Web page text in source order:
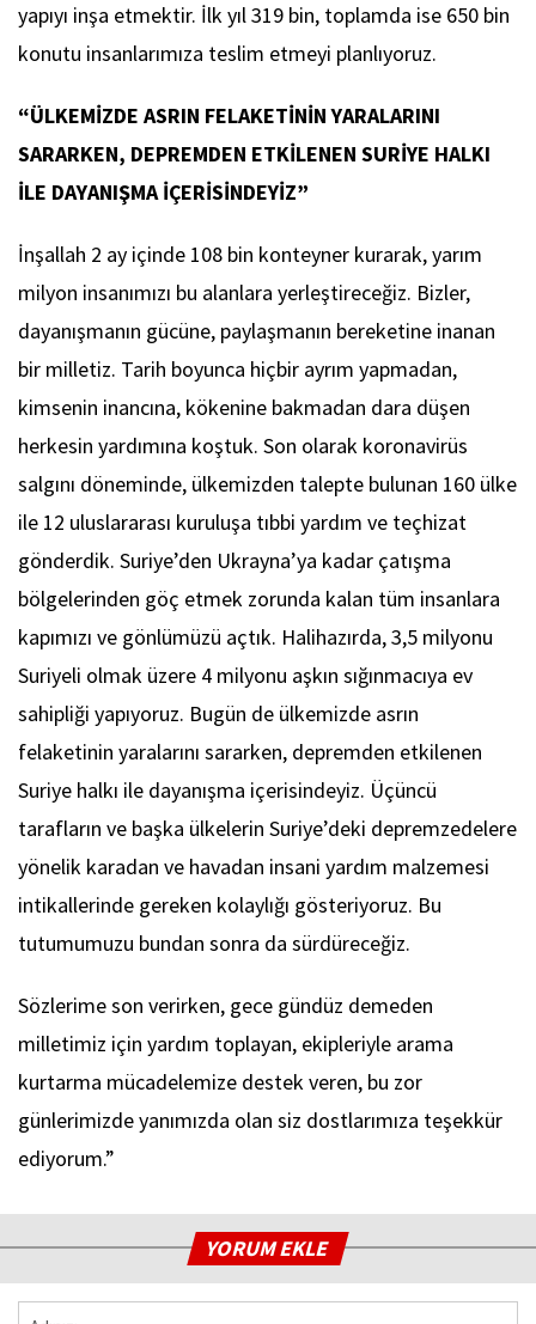
yapıyı inşa etmektir. İlk yıl 319 bin, toplamda ise 650 bin
konutu insanlarımıza teslim etmeyi planlıyoruz.
“ÜLKEMİZDE ASRIN FELAKETİNİN YARALARINI
SARARKEN, DEPREMDEN ETKİLENEN SURİYE HALKI
İLE DAYANIŞMA İÇERİSİNDEYİZ”
İnşallah 2 ay içinde 108 bin konteyner kurarak, yarım
milyon insanımızı bu alanlara yerleştireceğiz. Bizler,
dayanışmanın gücüne, paylaşmanın bereketine inanan
bir milletiz. Tarih boyunca hiçbir ayrım yapmadan,
kimsenin inancına, kökenine bakmadan dara düşen
herkesin yardımına koştuk. Son olarak koronavirüs
salgını döneminde, ülkemizden talepte bulunan 160 ülke
ile 12 uluslararası kuruluşa tıbbi yardım ve teçhizat
gönderdik. Suriye’den Ukrayna’ya kadar çatışma
bölgelerinden göç etmek zorunda kalan tüm insanlara
kapımızı ve gönlümüzü açtık. Halihazırda, 3,5 milyonu
Suriyeli olmak üzere 4 milyonu aşkın sığınmacıya ev
sahipliği yapıyoruz. Bugün de ülkemizde asrın
felaketinin yaralarını sararken, depremden etkilenen
Suriye halkı ile dayanışma içerisindeyiz. Üçüncü
tarafların ve başka ülkelerin Suriye’deki depremzedelere
yönelik karadan ve havadan insani yardım malzemesi
intikallerinde gereken kolaylığı gösteriyoruz. Bu
tutumumuzu bundan sonra da sürdüreceğiz.
Sözlerime son verirken, gece gündüz demeden
milletimiz için yardım toplayan, ekipleriyle arama
kurtarma mücadelemize destek veren, bu zor
günlerimizde yanımızda olan siz dostlarımıza teşekkür
ediyorum.”
YORUM EKLE